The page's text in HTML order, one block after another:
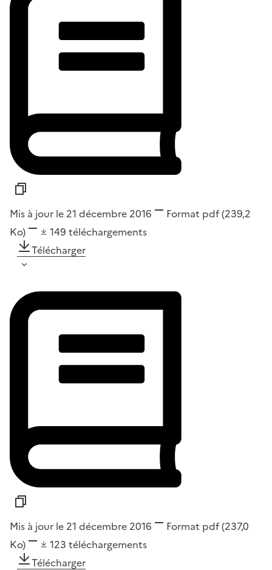
Mis à jour le 21 décembre 2016 Format pdf(239,2
Ko)
149 téléchargements
Télécharger
Mis à jour le 21 décembre 2016 Format pdf(237,0
Ko)
123 téléchargements
Télécharger